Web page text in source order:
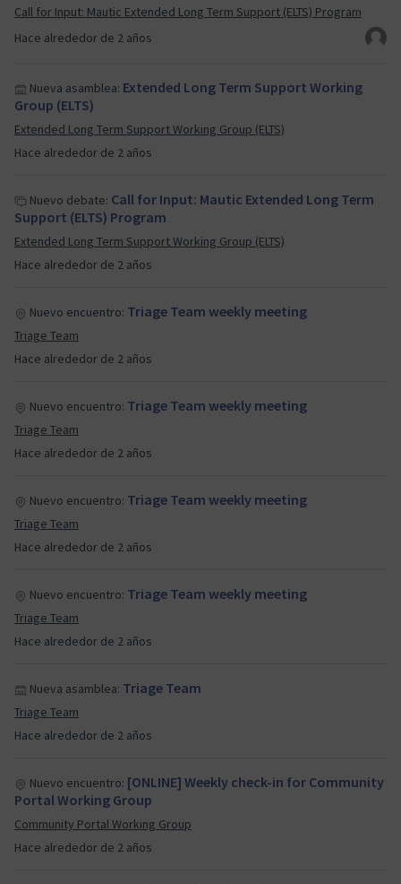
Hace alrededor de 2 años
Call for Input: Mautic Extended Long Term Support (ELTS) Program
Hace alrededor de 2 años
Nueva asamblea: Extended Long Term Support Working
Group (ELTS)
Extended Long Term Support Working Group (ELTS)
Hace alrededor de 2 años
Nuevo debate: Call for Input: Mautic Extended Long Term
Support (ELTS) Program
Extended Long Term Support Working Group (ELTS)
Hace alrededor de 2 años
Nuevo encuentro: Triage Team weekly meeting
Triage Team
Hace alrededor de 2 años
Nuevo encuentro: Triage Team weekly meeting
Triage Team
Hace alrededor de 2 años
Nuevo encuentro: Triage Team weekly meeting
Triage Team
Hace alrededor de 2 años
Nuevo encuentro: Triage Team weekly meeting
Triage Team
Hace alrededor de 2 años
Nueva asamblea: Triage Team
Triage Team
Hace alrededor de 2 años
Nuevo encuentro: [ONLINE] Weekly check-in for Community
Portal Working Group
Community Portal Working Group